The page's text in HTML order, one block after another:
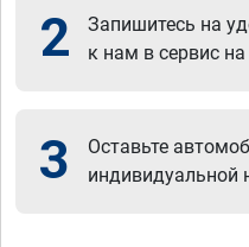
2
Запишитесь на
к нам в сервис
3
Оставьте
индивидуальной